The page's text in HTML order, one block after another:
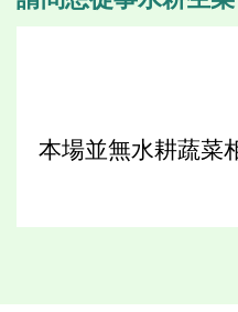
本場並無水耕蔬菜